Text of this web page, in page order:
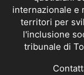
internazionale e
territori per
l'inclusione
tribunale di